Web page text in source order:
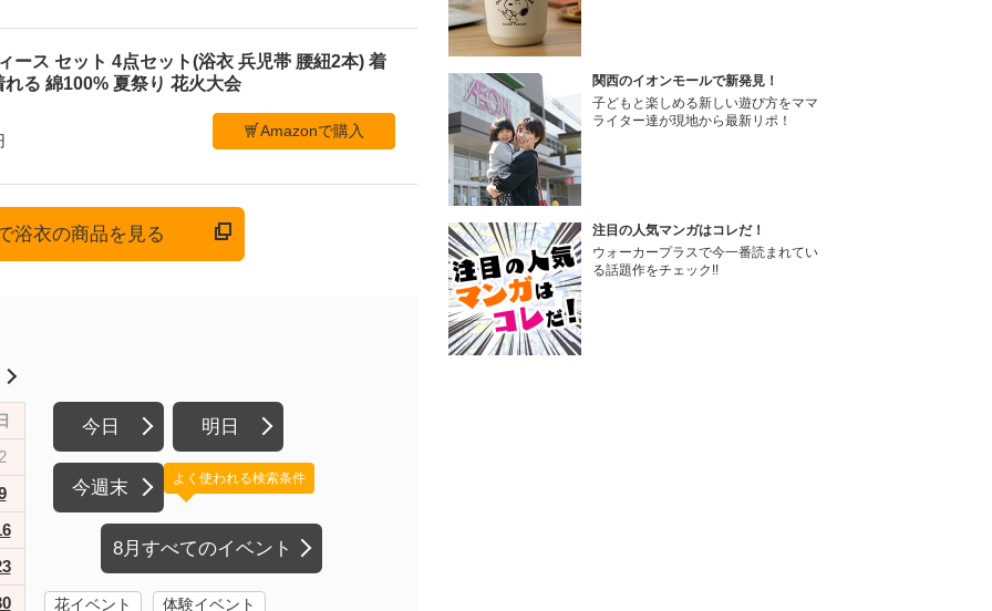
ース セット 4点セット(浴衣 兵児帯 腰紐2本) 着
る 綿100% 夏祭り 花火大会
Amazonで購入
浴衣の商品を見る
今日 明日
今週末
8月すべてのイベント
よく使われる検索条件
花イベント
体験イベント
関西のイオンモールで新発見！
子どもと楽しめる新しい遊び方をママ
ライター達が現地から最新リポ！
注目の人気マンガはコレだ！
ウォーカープラスで今一番読まれてい
る話題作をチェック!!